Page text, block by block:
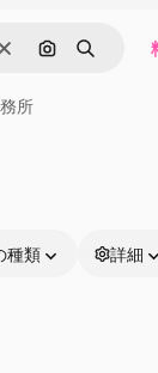
消去 画像で検索
検索
所
種類 詳細